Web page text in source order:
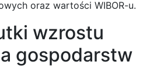
oraz wartości WIBOR-u.
wzrostu
gospodarstw